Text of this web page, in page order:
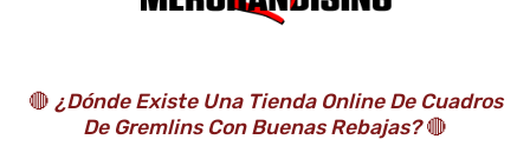
🔴 ¿Dónde Existe Una Tienda Online De Cuadros
De Gremlins Con Buenas Rebajas?🔴